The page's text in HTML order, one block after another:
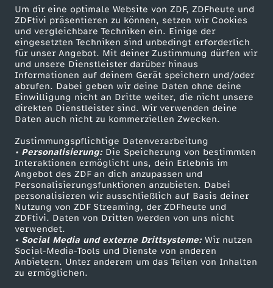
Um dir eine optimale Website von ZDF, ZDFheute und
ZDFtivi präsentieren zu können, setzen wir Cookies
und vergleichbare Techniken ein. Einige der
eingesetzten Techniken sind unbedingt erforderlich
für unser Angebot. Mit deiner Zustimmung dürfen wir
und unsere Dienstleister darüber hinaus
Informationen auf deinem Gerät speichern und/oder
abrufen. Dabei geben wir deine Daten ohne deine
Einwilligung nicht an Dritte weiter, die nicht unsere
direkten Dienstleister sind. Wir verwenden deine
Daten auch nicht zu kommerziellen Zwecken.
Zustimmungspflichtige Datenverarbeitung
• Personalisierung:Die Speicherung von bestimmten
Interaktionen ermöglicht uns, dein Erlebnis im
Angebot des ZDF an dich anzupassen und
Personalisierungsfunktionen anzubieten. Dabei
personalisieren wir ausschließlich auf Basis deiner
Nutzung von ZDF Streaming, der ZDFheute und
ZDFtivi. Daten von Dritten werden von uns nicht
verwendet.
• Social Media und externe Drittsysteme:Wir nutzen
Social-Media-Tools und Dienste von anderen
Anbietern. Unter anderem um das Teilen von Inhalten
zu ermöglichen.
t
i
g
s
i
n
d
I
n
v
Mehr ZDF
ZDF-Apps
Smart TV
ZDFtext
Livestreams
Sendungen A-Z
TV-Programm
Service
ZDFmitreden
Kontakt zum ZDF
Tickets
Zuschauerservice
Hilfe
ZDF Unternehmen
Karriere